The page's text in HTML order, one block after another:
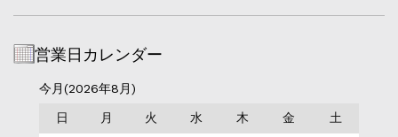
営業日カレンダー
今月(2026年8月)
日 月 火 水 木 金 土